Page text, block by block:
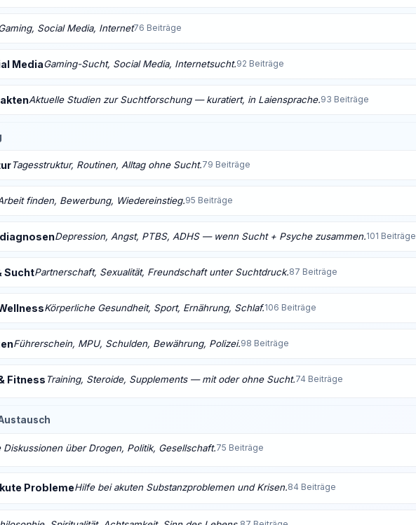
Social Media, Internet76 Beiträge
MediaGaming-Sucht, Social Media, Internetsucht.92 Beiträge
Aktuelle Studien zur Suchtforschung — kuratiert, in Laiensprache.93 Beiträge
Tagesstruktur, Routinen, Alltag ohne Sucht.79 Beiträge
finden, Bewerbung, Wiedereinstieg.95 Beiträge
Depression, Angst, PTBS, ADHS — wenn Sucht + Psyche zusammen.101 Beiträge
SuchtPartnerschaft, Sexualität, Freundschaft unter Suchtdruck.87 Beiträge
Körperliche Gesundheit, Sport, Ernährung, Schlaf.106 Beiträge
Führerschein, MPU, Schulden, Bewährung, Polizei.98 Beiträge
Fitness Training, Steroide, Supplements — mit oder ohne Sucht.74 Beiträge
Diskussionen über Drogen, Politik, Gesellschaft.75 Beiträge
ProblemeHilfe bei akuten Substanzproblemen und Krisen.84 Beiträge